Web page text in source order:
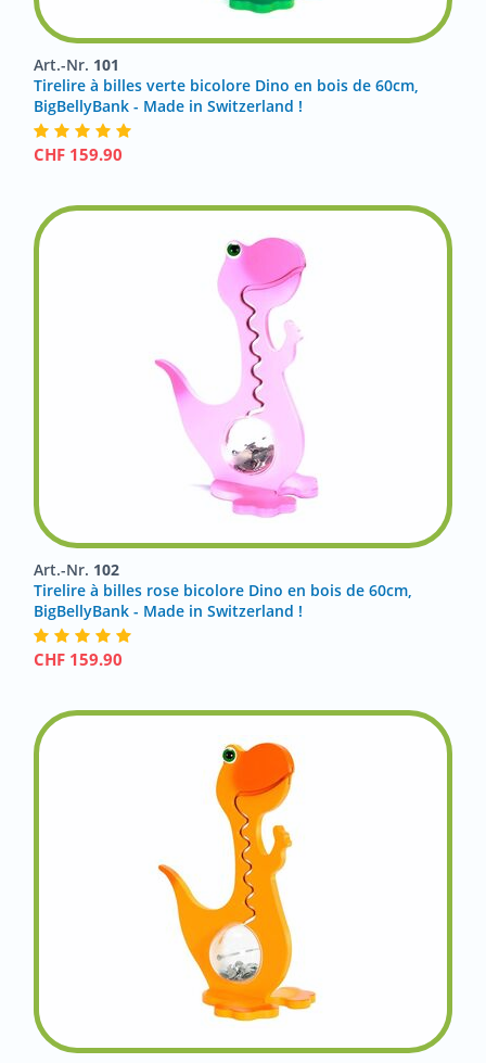
Art.-Nr. 101
Tirelire à billes verte bicolore Dino en bois de 60cm,
BigBellyBank - Made in Switzerland !
CHF 159.90
Art.-Nr. 102
Tirelire à billes rose bicolore Dino en bois de 60cm,
BigBellyBank - Made in Switzerland !
CHF 159.90